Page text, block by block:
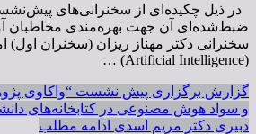
در ذیل چکیده‌ای از سخنرانی‌های
ضبط‌شده‌ای آن جهت بهره‌مندی مخاطبان
سخنرانی دکتر مهناز ریزان (سخنران
(Artificial Intelligence) …
گزارش برگزاری پیش نشست “واکاوی
و سواد هوش مصنوعی در کتابخانه‌های
دبیری دکتر مریم اسدی ادامه مطلب